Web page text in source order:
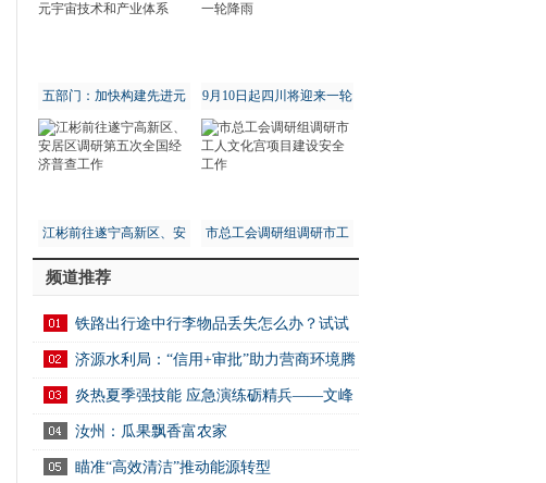
五部门：加快构建先进元
宇宙技术和产业体系
9月10日起四川将迎来一轮
降雨
江彬前往遂宁高新区、安
居区调研第五次全国经济
普查工作
市总工会调研组调研市工
人文化宫项目建设安全工
频道推荐
铁路出行途中行李物品丢失怎么办？试试
用12306App找回
济源水利局：“信用+审批”助力营商环境腾
炎热夏季强技能 应急演练砺精兵——文峰
区万达商业服务中心开展消防应急演练活动
汝州：瓜果飘香富农家
瞄准“高效清洁”推动能源转型